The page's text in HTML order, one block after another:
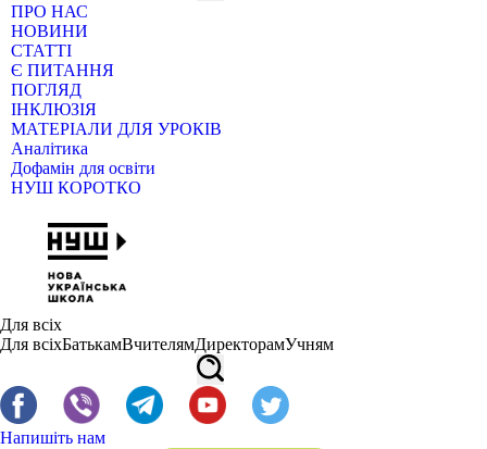
ПРО НАС
НОВИНИ
СТАТТІ
Є ПИТАННЯ
ПОГЛЯД
ІНКЛЮЗІЯ
МАТЕРІАЛИ ДЛЯ УРОКІВ
Аналітика
Дофамін для освіти
НУШ КОРОТКО
Для всіх
Для всіхБатькамВчителямДиректорамУчням
Напишіть нам